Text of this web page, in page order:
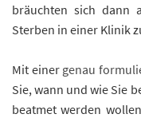
bräuchten sich dann
Sterben in einer Klinik
Mit einer genau
Sie, wann und wie Sie
beatmet werden